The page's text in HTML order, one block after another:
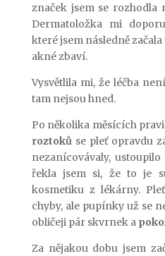
značek jsem se rozhodla
Dermatoložka mi
které jsem následně
akné zbaví.
Vysvětlila mi, že léčba
tam nejsou hned.
Po několika měsících
roztokůse pleť opravdu
nezanícovávaly,
řekla jsem si, že to je
kosmetiku z lékárny.
chyby, ale pupínky už se
obličeji pár skvrnek a
Za nějakou dobu jsem